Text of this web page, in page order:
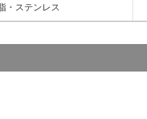
・ステンレス